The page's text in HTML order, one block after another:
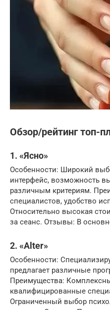
Обзор/рейтинг топ-
1. «Ясно»
Особенности: Широкий
интерфейс, возможность
различным критериям.
специалистов, удобство
Относительно высокая
за сеанс. Отзывы: В
2. «Alter»
Особенности:
предлагает различные
Преимущества:
квалифицированные
Ограниченный выбор